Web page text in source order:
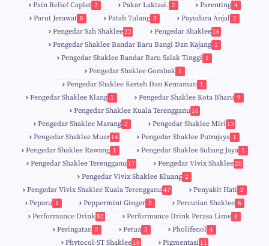
Pain Relief Caplet 2 Pakar Laktasi. 2 Parenting 4
Parut Jerawat 8 Patah Tulang 3 Payudara Anjal 2
Pengedar Sah Shaklee22
9
Pengedar Shaklee 16
5
Pengedar Shaklee Bandar Baru Bangi Dan Kajang 1
Pengedar Shaklee Bandar Baru Salak Tinggi 1
Pengedar Shaklee Gombak 1
Pengedar Shaklee Kerteh Dan Kemaman 1
Pengedar Shaklee Klang 1 Pengedar Shaklee Kota Bharu 9
Pengedar Shaklee Kuala Terengganu 16
4
Pengedar Shaklee Marang 2 Pengedar Shaklee Miri 13
1
Pengedar Shaklee Muar 14
0
Pengedar Shaklee Putrajaya 1
Pengedar Shaklee Rawang 1 Pengedar Shaklee Subang Jaya 1
Pengedar Shaklee Terengganu 17 Pengedar Vivix Shaklee20
Pengedar Vivix Shaklee Kluang 2
Pengedar Vivix Shaklee Kuala Terengganu47 Penyakit Hati 2
Peparu 1 Peppermint Ginger 5 Percutian Shaklee 8
Performance Drink82 Performance Drink Perasa Lime 8
Peringatan 3 Petua 5 Pholifenol 4
Phytocol-ST Shaklee 10 Pigmentasi 11